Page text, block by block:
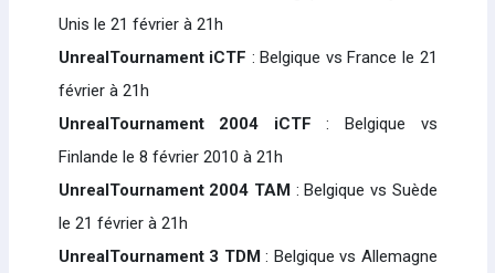
Unis le 21 février à 21h
UnrealTournament iCTF : Belgique vs France le 21
février à 21h
UnrealTournament 2004 iCTF : Belgique vs
Finlande le 8 février 2010 à 21h
UnrealTournament 2004 TAM : Belgique vs Suède
le 21 février à 21h
UnrealTournament 3 TDM : Belgique vs Allemagne